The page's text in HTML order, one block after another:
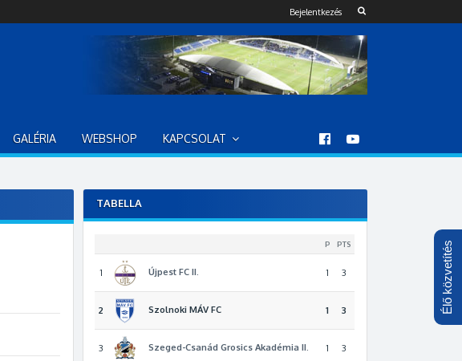
Bejelentkezés
GALÉRIA WEBSHOP KAPCSOLAT
TABELLA
P PTS
1 Újpest FC II. 1 3
2 Szolnoki MÁV FC 1 3
3 Szeged-Csanád Grosics Akadémia II. 1 3
Élő közvetítés